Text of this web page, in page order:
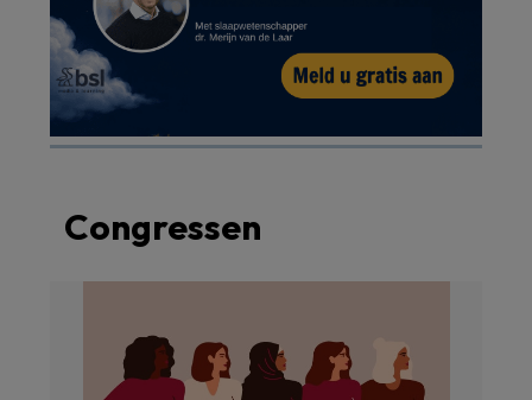
Congressen